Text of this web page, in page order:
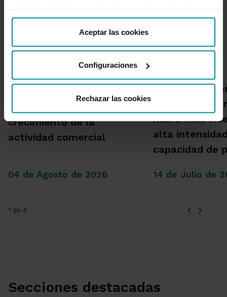
“Detalles”. También puede obtener más información, así
como cambiar el consentimiento en cualquier momento
desde nuestraPolítica de Cookies.
Aceptar las cookies
Configuraciones
Rechazar las cookies
Noticias destacadas
Grupo Cajamar gana 193
crecimiento de la
actividad comercial
04 de Agosto de 2026
Una
Cajamar
habrá más
alta
capacidad de
14 de Julio de
1 de 4
Secciones destacadas